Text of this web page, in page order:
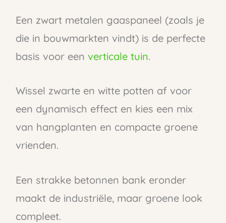
Een zwart metalen gaaspaneel (zoals je
die in bouwmarkten vindt) is de perfecte
basis voor een verticale tuin.
Wissel zwarte en witte potten af voor
een dynamisch effect en kies een mix
van hangplanten en compacte groene
vrienden.
Een strakke betonnen bank eronder
maakt de industriële, maar groene look
compleet.